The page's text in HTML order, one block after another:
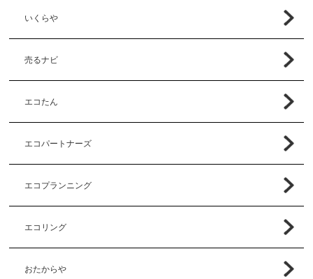
いくらや
売るナビ
エコたん
エコパートナーズ
エコプランニング
エコリング
おたからや